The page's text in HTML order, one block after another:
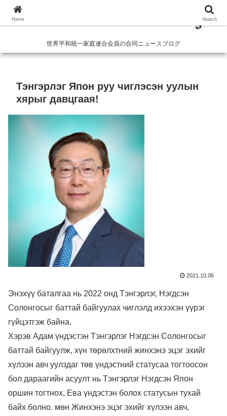
世界平和統一家庭連合会員の合同ニュースブログ
Тэнгэрлэг Япон руу чиглэсэн уулын
хярыг давцгаая!
2021.10.06
Энэхүү баталгаа нь 2022 онд Тэнгэрлэг, Нэгдсэн
Солонгосыг баттай байгуулах чиглэлд ихээхэн үүрэг
гүйцэтгэж байна.
Хэрэв Адам үндэстэн Тэнгэрлэг Нэгдсэн Солонгосыг
баттай байгуулж, хүн төрөлхтний жинхэнэ эцэг эхийг
хүлээн авч уулздаг төв үндэстний статусаа тогтоосон
бол дараагийн асуулт нь Тэнгэрлэг Нэгдсэн Япон
оршин тогтнох, Ева үндэстэн болох статусын тухай
байх болно. мөн Жинхэнэ эцэг эхийг хүлээн авч,
Home Search